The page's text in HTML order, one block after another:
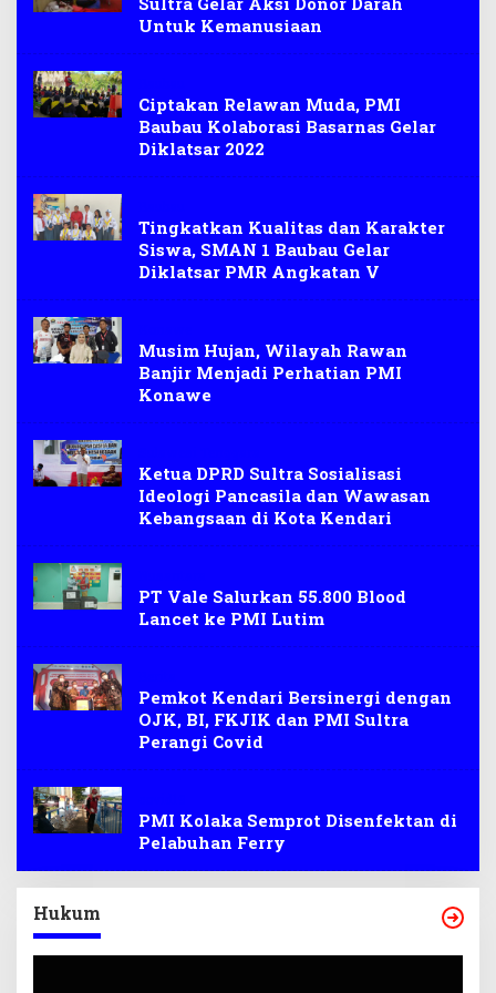
Untuk Kemanusiaan
Ciptakan Relawan Muda, PMI
Baubau Kolaborasi Basarnas Gelar
Diklatsar 2022
Tingkatkan Kualitas dan Karakter
Siswa, SMAN 1 Baubau Gelar
Diklatsar PMR Angkatan V
Musim Hujan, Wilayah Rawan
Banjir Menjadi Perhatian PMI
Konawe
Ketua DPRD Sultra Sosialisasi
Ideologi Pancasila dan Wawasan
Kebangsaan di Kota Kendari
PT Vale Salurkan 55.800 Blood
Lancet ke PMI Lutim
Pemkot Kendari Bersinergi dengan
OJK, BI, FKJIK dan PMI Sultra
Perangi Covid
PMI Kolaka Semprot Disenfektan di
Pelabuhan Ferry
Hukum